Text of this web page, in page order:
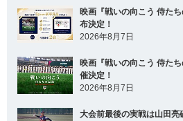
映画『戦いの向こう 侍た
布決定！
2026年8月7日
映画『戦いの向こう 侍た
催決定！
2026年8月7日
大会前最後の実戦は山田